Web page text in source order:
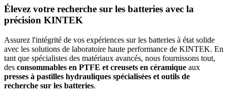
Élevez votre recherche sur les batteries avec la
précision KINTEK
Assurez l'intégrité de vos expériences sur les batteries à état solide
avec les solutions de laboratoire haute performance de KINTEK. En
tant que spécialistes des matériaux avancés, nous fournissons tout,
des consommables en PTFE et creusets en céramique aux
presses à pastilles hydrauliques spécialisées et outils de
recherche sur les batteries.